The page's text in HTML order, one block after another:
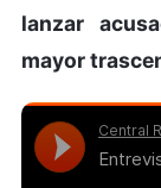
lanzar
mayor